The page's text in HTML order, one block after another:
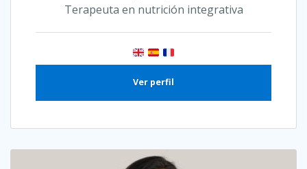
Terapeuta en nutrición integrativa
Ver perfil